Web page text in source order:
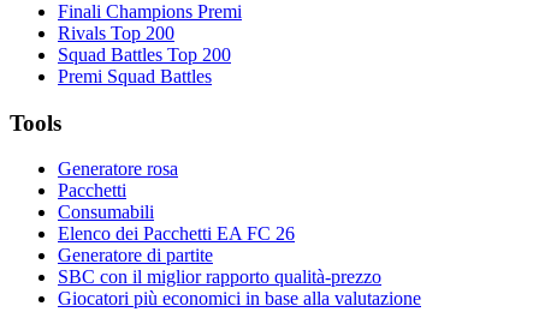
Finali Champions Premi
Rivals Top 200
Squad Battles Top 200
Premi Squad Battles
Tools
Generatore rosa
Pacchetti
Consumabili
Elenco dei Pacchetti EA FC 26
Generatore di partite
SBC con il miglior rapporto qualità-prezzo
Giocatori più economici in base alla valutazione